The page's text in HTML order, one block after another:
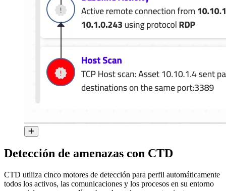
Detección de amenazas con CTD
CTD utiliza cinco motores de detección para perfil automáticamente
todos los activos, las comunicaciones y los procesos en su entorno